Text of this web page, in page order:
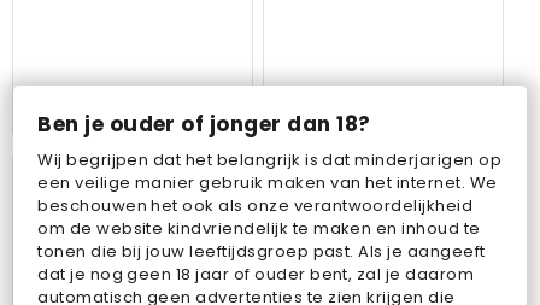
Ben je ouder of jonger dan 18?
Wij begrijpen dat het belangrijk is dat minderjarigen op
een veilige manier gebruik maken van het internet. We
beschouwen het ook als onze verantwoordelijkheid
om de website kindvriendelijk te maken en inhoud te
tonen die bij jouw leeftijdsgroep past. Als je aangeeft
dat je nog geen 18 jaar of ouder bent, zal je daarom
automatisch geen advertenties te zien krijgen die
Klondike solitaire kaartspel Harvest Honors Classic